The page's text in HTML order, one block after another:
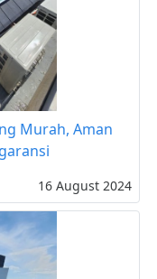
Murah, Aman
16 August 2024